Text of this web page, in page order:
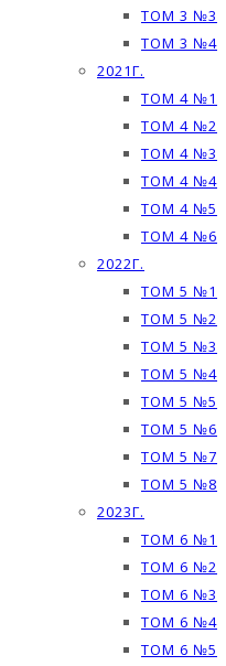
ТОМ 3 №3
ТОМ 3 №4
2021Г.
ТОМ 4 №1
ТОМ 4 №2
ТОМ 4 №3
ТОМ 4 №4
ТОМ 4 №5
ТОМ 4 №6
2022Г.
ТОМ 5 №1
ТОМ 5 №2
ТОМ 5 №3
ТОМ 5 №4
ТОМ 5 №5
ТОМ 5 №6
ТОМ 5 №7
ТОМ 5 №8
2023Г.
ТОМ 6 №1
ТОМ 6 №2
ТОМ 6 №3
ТОМ 6 №4
ТОМ 6 №5